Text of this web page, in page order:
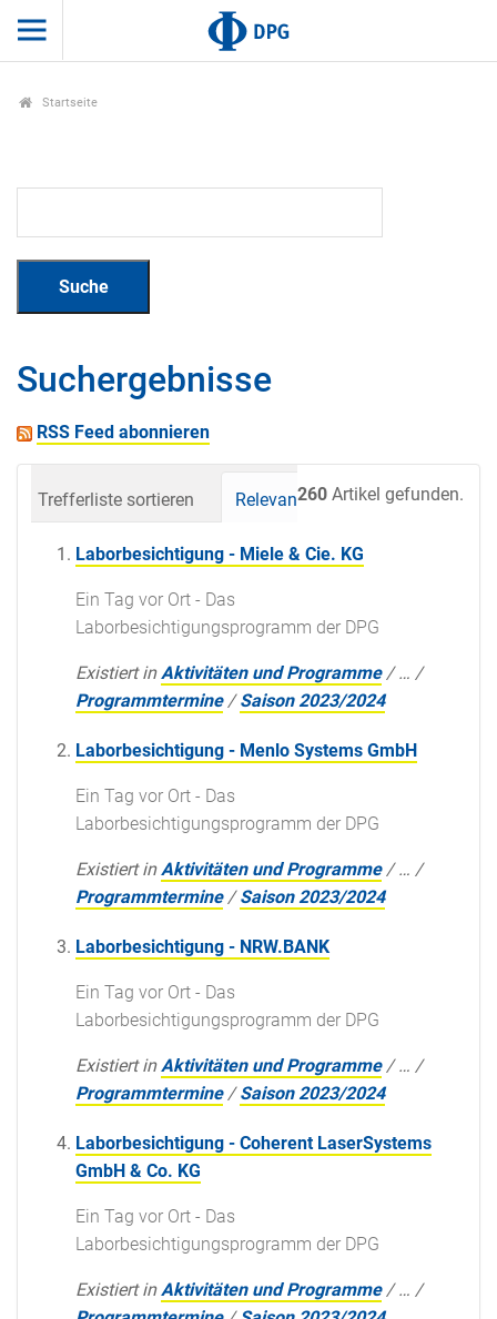
Startseite
Suchergebnisse
RSS Feed abonnieren
260 Artikel gefunden.
Trefferliste sortieren Relevanz Datum
Laborbesichtigung - Miele & Cie. KG
Ein Tag vor Ort - Das
Laborbesichtigungsprogramm der DPG
Existiert in Aktivitäten und Programme /… /
Programmtermine /Saison 2023/2024
Laborbesichtigung - Menlo Systems GmbH
Ein Tag vor Ort - Das
Laborbesichtigungsprogramm der DPG
Existiert in Aktivitäten und Programme /… /
Programmtermine /Saison 2023/2024
Laborbesichtigung - NRW.BANK
Ein Tag vor Ort - Das
Laborbesichtigungsprogramm der DPG
Existiert in Aktivitäten und Programme /… /
Programmtermine /Saison 2023/2024
Laborbesichtigung - Coherent LaserSystems
GmbH & Co. KG
Ein Tag vor Ort - Das
Laborbesichtigungsprogramm der DPG
Existiert in Aktivitäten und Programme /… /